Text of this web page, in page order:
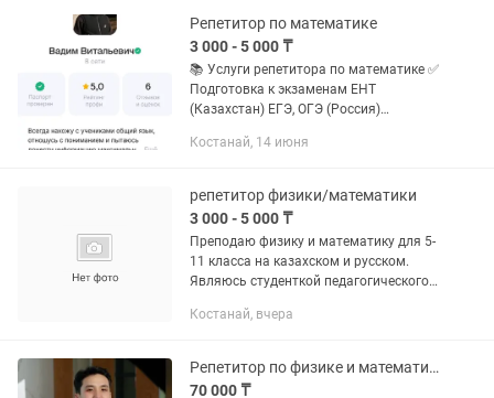
занятие(УРОВЕНЬ)—...
Репетитор по математике
3 000 - 5 000 ₸
📚 Услуги репетитора по математике ✅
Подготовка к экзаменам ЕНТ
(Казахстан) ЕГЭ, ОГЭ (Россия)
вузовский уровень) СОЧ, СОР (помощь
Костанай, 14 июня
репетитор физики/математики
3 000 - 5 000 ₸
Преподаю физику и математику для 5-
11 класса на казахском и русском.
Являюсь студенткой педагогического
владею базой , сдала ент по
Костанай, вчера
Репетитор по физике и математике. ЕНТ, SAT, НИШ, БИЛ, РФМШ
70 000 ₸